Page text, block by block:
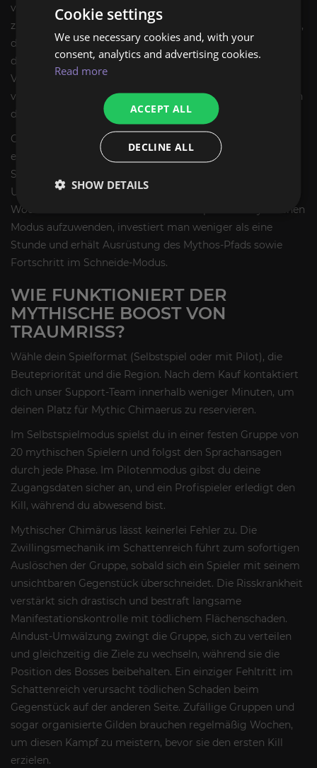
vorbereiteten Team 30–60 Minuten von der Einladung bis
zum Loot. Zu Beginn der Saison dauert er eher 60 Minuten,
da die Teams den richtigen Zeitpunkt für den Angriff und
die Abklingzeit ihrer Fähigkeiten optimieren. Mit der
Verbesserung der Ausrüstung im Laufe der Saison
verkürzen sich die Killzeiten deutlich. Tägliche Raids sind in
der EU und den USA verfügbar.
Obwohl es sich nur um einen einzigen Boss handelt,
erfordert der mythische Traumriss dieselbe feste 20-
Spieler-Gruppe wie jeder mythische Schlachtzug. Der
Unterschied liegt in der Effizienz: Anstatt 2-3 Stunden pro
Woche für die sechs Bosse der Leerenspitze im mythischen
Modus aufzuwenden, investiert man weniger als eine
Stunde und erhält Ausrüstung des Mythos-Pfads sowie
Fortschritt im Schneide-Modus.
WIE FUNKTIONIERT DER
MYTHISCHE BOOST VON
TRAUMRISS?
Wähle dein Spielformat (Selbstspiel oder mit Pilot), die
Beutepriorität und die Region. Nach dem Kauf kontaktiert
dich unser Support-Team innerhalb weniger Minuten, um
deinen Platz für Mythic Chimaerus zu reservieren.
Im Selbstspielmodus spielst du in einer festen Gruppe von
20 mythischen Spielern und folgst den Sprachansagen
durch jede Phase. Im Pilotenmodus gibst du deine
Zugangsdaten sicher an, und ein Profispieler erledigt den
Kill, während du abwesend bist.
Mythischer Chimärus lässt keinerlei Fehler zu. Die
Zwillingsmechanik im Schattenreich führt zum sofortigen
Auslöschen der Gruppe, sobald sich ein Spieler mit seinem
unsichtbaren Gegenstück überschneidet. Die Risskrankheit
verstärkt sich drastisch und bestraft langsame
Manifestationskontrolle mit tödlichem Flächenschaden.
Alndust-Umwälzung zwingt die Gruppe, sich zu verteilen
und gleichzeitig die Ziele zu wechseln, während sie die
Position des Bosses beibehalten. Ein einziger Fehltritt im
Schattenreich verursacht tödlichen Schaden beim
Gegenstück auf der anderen Seite. Zufällige Gruppen und
sogar organisierte Gilden brauchen regelmäßig Wochen,
um diesen Kampf zu meistern, bevor sie den ersten Kill
erzielen.
Cookie settings
We use necessary cookies and, with your
consent, analytics and advertising cookies.
Read more
ACCEPT ALL
DECLINE ALL
SHOW DETAILS